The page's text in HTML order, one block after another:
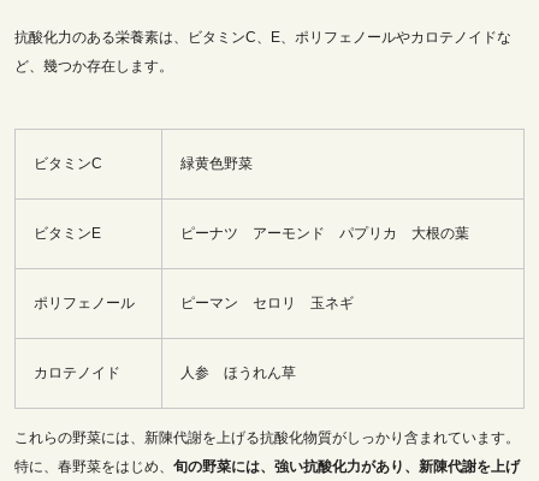
抗酸化力のある栄養素は、ビタミンC、E、ポリフェノールやカロテノイドな
ど、幾つか存在します。
ビタミンC 緑黄色野菜
ビタミンE ピーナツ アーモンド パプリカ 大根の葉
ポリフェノール ピーマン セロリ 玉ネギ
カロテノイド 人参 ほうれん草
これらの野菜には、新陳代謝を上げる抗酸化物質がしっかり含まれています。
特に、春野菜をはじめ、 旬の野菜には、強い抗酸化力があり、新陳代謝を上げ